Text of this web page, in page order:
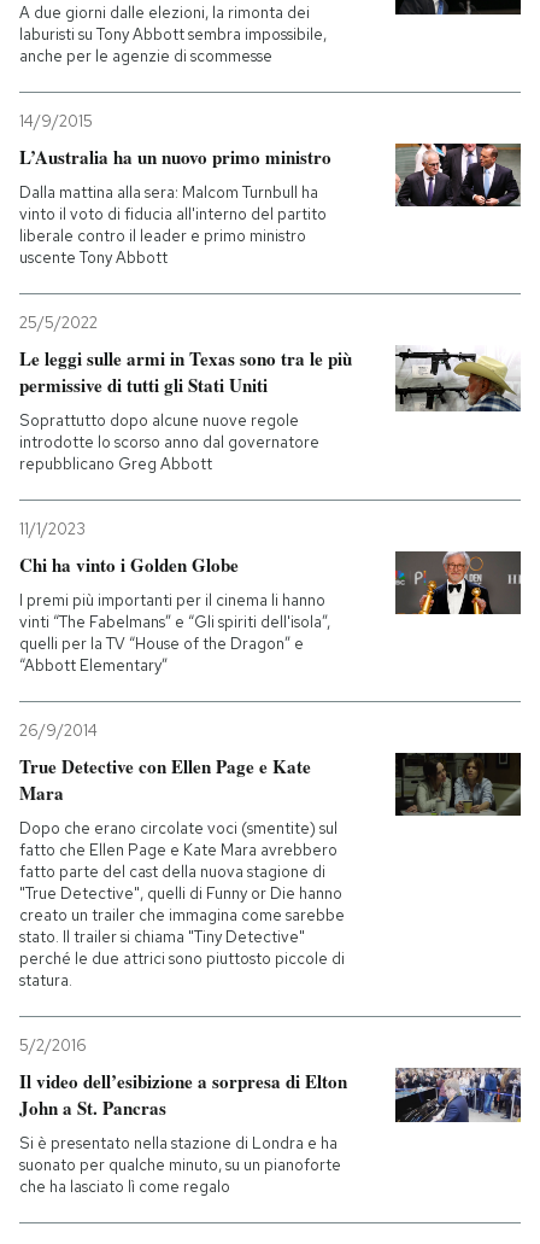
A due giorni dalle elezioni, la rimonta dei
laburisti su Tony Abbott sembra impossibile,
anche per le agenzie di scommesse
14/9/2015
L’Australia ha un nuovo primo ministro
Dalla mattina alla sera: Malcom Turnbull ha
vinto il voto di fiducia all'interno del partito
liberale contro il leader e primo ministro
uscente Tony Abbott
25/5/2022
Le leggi sulle armi in Texas sono tra le più
permissive di tutti gli Stati Uniti
Soprattutto dopo alcune nuove regole
introdotte lo scorso anno dal governatore
repubblicano Greg Abbott
11/1/2023
Chi ha vinto i Golden Globe
I premi più importanti per il cinema li hanno
vinti “The Fabelmans” e “Gli spiriti dell'isola”,
quelli per la TV “House of the Dragon” e
“Abbott Elementary”
26/9/2014
True Detective con Ellen Page e Kate
Mara
Dopo che erano circolate voci (smentite) sul
fatto che Ellen Page e Kate Mara avrebbero
fatto parte del cast della nuova stagione di
"True Detective", quelli di Funny or Die hanno
creato un trailer che immagina come sarebbe
stato. Il trailer si chiama "Tiny Detective"
perché le due attrici sono piuttosto piccole di
statura.
5/2/2016
Il video dell’esibizione a sorpresa di Elton
John a St. Pancras
Si è presentato nella stazione di Londra e ha
suonato per qualche minuto, su un pianoforte
che ha lasciato lì come regalo